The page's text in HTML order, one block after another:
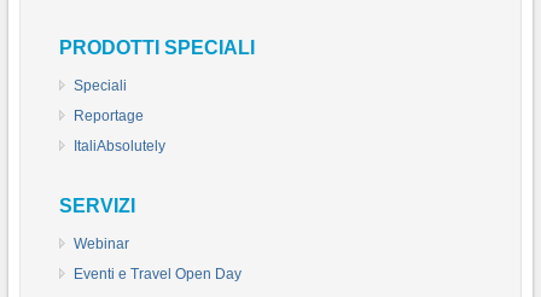
PRODOTTI SPECIALI
Speciali
Reportage
ItaliAbsolutely
SERVIZI
Webinar
Eventi e Travel Open Day